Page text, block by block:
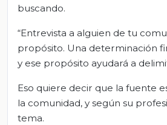
buscando.
“Entrevista a alguien de tu
propósito. Una determinación
y ese propósito ayudará a
Eso quiere decir que la fuente
la comunidad, y según su
tema.